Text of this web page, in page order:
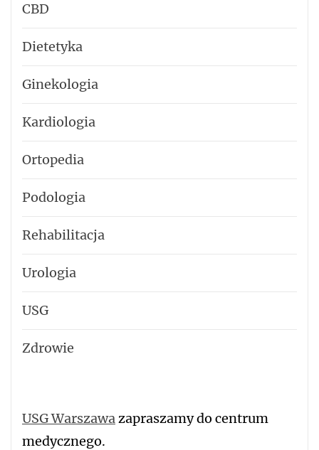
CBD
Dietetyka
Ginekologia
Kardiologia
Ortopedia
Podologia
Rehabilitacja
Urologia
USG
Zdrowie
USG Warszawazapraszamy do centrum
medycznego.